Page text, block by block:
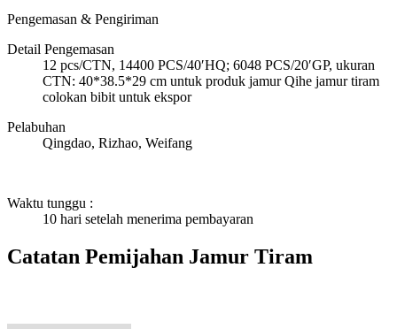
Pengemasan & Pengiriman
Detail Pengemasan
12 pcs/CTN, 14400 PCS/40′HQ; 6048 PCS/20′GP, ukuran
CTN: 40*38.5*29 cm untuk produk jamur Qihe jamur tiram
colokan bibit untuk ekspor
Pelabuhan
Qingdao, Rizhao, Weifang
Waktu tunggu :
10 hari setelah menerima pembayaran
Catatan Pemijahan Jamur Tiram